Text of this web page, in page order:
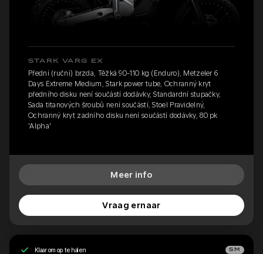
STARK VARG EX
Přední (ruční) brzda, Těžká 90-110 kg (Enduro), Metzeler 6
Days Extreme Medium, Stark power tube, Ochranný kryt
předního disku není součástí dodávky, Standardní stupačky,
Sada titanových šroubů není součástí, Stoel Pravidelný,
Ochranný kryt zadního disku není součástí dodávky, 80 pk
'Alpha'
Meer info
Vraag ernaar
Klaar om op te halen SM